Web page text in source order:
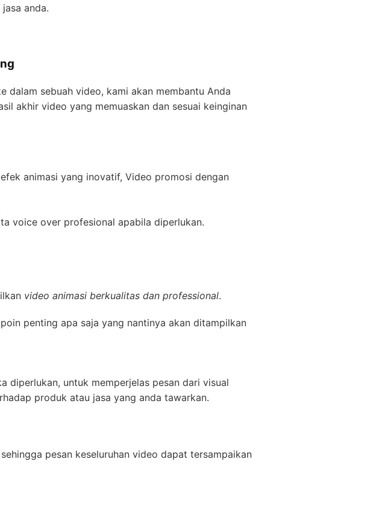
anda.
dalam sebuah video, kami akan membantu Anda
akhir video yang memuaskan dan sesuai keinginan
animasi yang inovatif, Video promosi dengan
voice over profesional apabila diperlukan.
video animasi berkualitas dan professional.
penting apa saja yang nantinya akan ditampilkan
diperlukan, untuk memperjelas pesan dari visual
produk atau jasa yang anda tawarkan.
pesan keseluruhan video dapat tersampaikan